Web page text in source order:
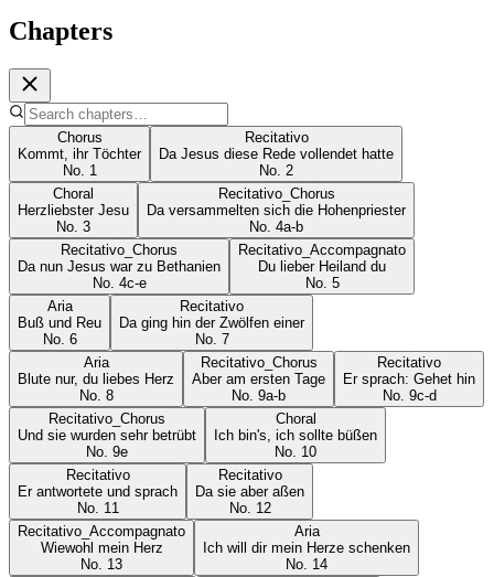
Chapters
Chorus
Kommt, ihr Töchter
No. 1
Recitativo
Da Jesus diese Rede vollendet hatte
No. 2
Choral
Herzliebster Jesu
No. 3
Recitativo_Chorus
Da versammelten sich die Hohenpriester
No. 4a-b
Recitativo_Chorus
Da nun Jesus war zu Bethanien
No. 4c-e
Recitativo_Accompagnato
Du lieber Heiland du
No. 5
Aria
Buß und Reu
No. 6
Recitativo
Da ging hin der Zwölfen einer
No. 7
Aria
Blute nur, du liebes Herz
No. 8
Recitativo_Chorus
Aber am ersten Tage
No. 9a-b
Recitativo
Er sprach: Gehet hin
No. 9c-d
Recitativo_Chorus
Und sie wurden sehr betrübt
No. 9e
Choral
Ich bin's, ich sollte büßen
No. 10
Recitativo
Er antwortete und sprach
No. 11
Recitativo
Da sie aber aßen
No. 12
Recitativo_Accompagnato
Wiewohl mein Herz
No. 13
Aria
Ich will dir mein Herze schenken
No. 14